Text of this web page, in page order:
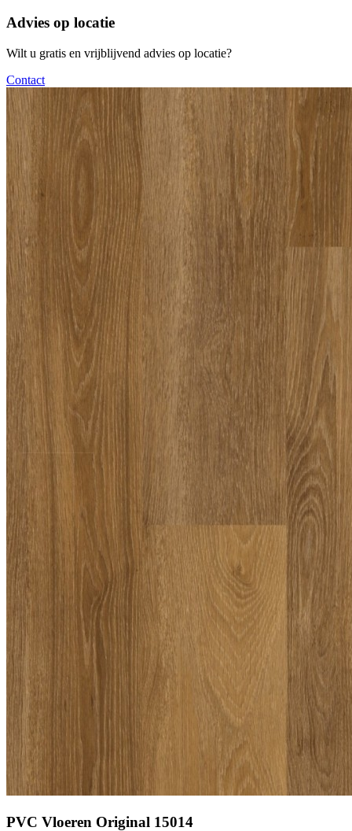
Advies op locatie
Wilt u gratis en vrijblijvend advies op locatie?
Contact
PVC Vloeren Original 15014